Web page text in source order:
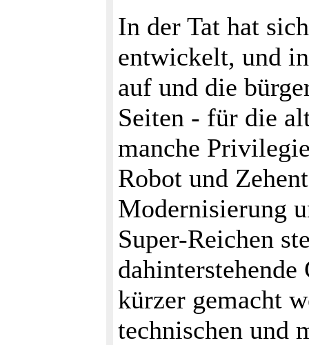
In der Tat hat
entwickelt, und
auf und die
Seiten - für die
manche
Robot und
Modernisierung
Super-Reichen
kürzer gemacht
technischen und